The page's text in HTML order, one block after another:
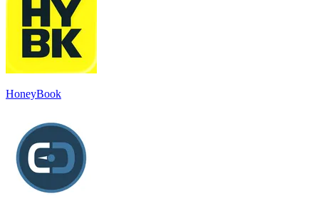
HoneyBook